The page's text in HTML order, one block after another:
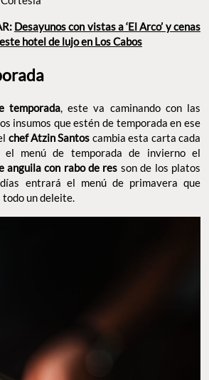
Desayunos con vistas a ‘El Arco’ y cenas
hotel de lujo en Los Cabos
temporada, este va caminando con las
insumos que estén de temporada en ese
chef Atzin Santos cambia esta carta cada
menú de temporada de invierno el
anguila con rabo de res son de los platos
entrará el menú de primavera que
todo un deleite.